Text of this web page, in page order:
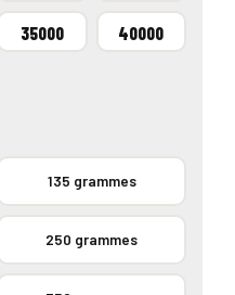
35000 40000
135 grammes
250 grammes